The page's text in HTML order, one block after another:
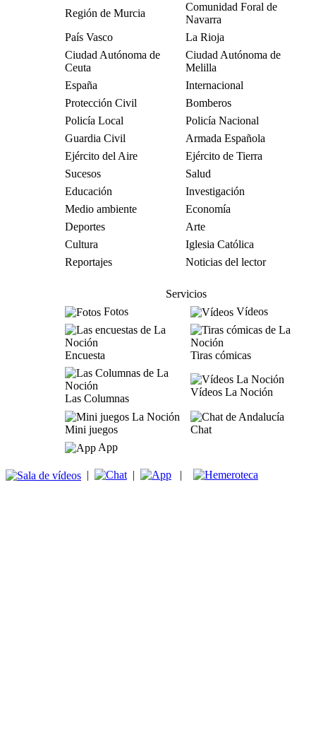
Región de Murcia
Comunidad Foral de
Navarra
País Vasco
La Rioja
Ciudad Autónoma de
Ceuta
Ciudad Autónoma de
Melilla
España
Internacional
Protección Civil
Bomberos
Policía Local
Policía Nacional
Guardia Civil
Armada Española
Ejército del Aire
Ejército de Tierra
Sucesos
Salud
Educación
Investigación
Medio ambiente
Economía
Deportes
Arte
Cultura
Iglesia Católica
Reportajes
Noticias del lector
Servicios
Fotos
Vídeos
Encuesta Tiras cómicas
Las Columnas
Vídeos La Noción
Mini juegos
Chat
App
| | |